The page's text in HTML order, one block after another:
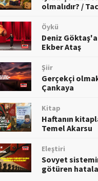
olmalıdır? /
Öykü
Deniz
Ekber Ataş
Şiir
Gerçekçi
Çankaya
Kitap
Haftanın
Temel Akarsu
Eleştiri
Sovyet
götüren